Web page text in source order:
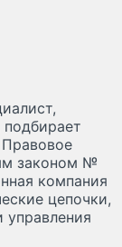
подбирает
законом №
компания
цепочки,
управления